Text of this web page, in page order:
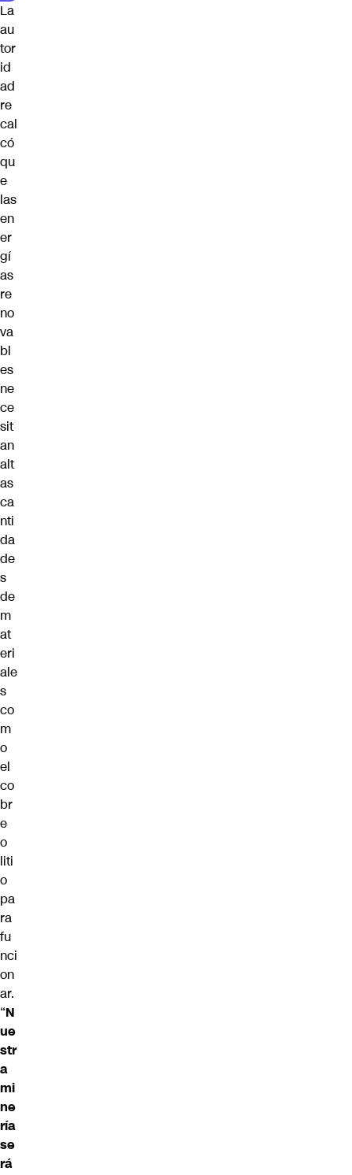
La
au
tor
id
ad
re
cal
có
qu
e
las
en
er
gí
as
re
no
va
bl
es
ne
ce
sit
an
alt
as
ca
nti
da
de
s
de
m
at
eri
ale
s
co
m
o
el
co
br
e
o
liti
o
pa
ra
fu
nci
on
ar.
“N
ue
str
a
mi
ne
ría
se
rá